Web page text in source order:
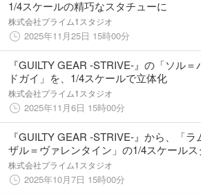
1/4スケールの精巧なスタチューに
株式会社プライム1スタジオ
2025年11月25日 15時00分
『GUILTY GEAR -STRIVE-』の「ソル＝
ドガイ」を、1/4スケールで立体化
株式会社プライム1スタジオ
2025年11月6日 15時00分
『GUILTY GEAR -STRIVE-』から、「ラ
ザル＝ヴァレンタイン」の1/4スケールス
ューが登場
株式会社プライム1スタジオ
2025年10月7日 15時00分